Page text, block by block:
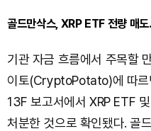
골드만삭스, XRP ETF 전량 매
기관 자금 흐름에서 주목할
이토(CryptoPotato)에 따르
13F 보고서에서 XRP ETF
처분한 것으로 확인됐다. 골